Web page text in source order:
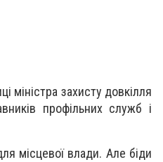
міністра захисту довкілля
профільних служб і
місцевої влади. Але біди